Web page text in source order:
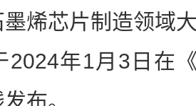
烯芯片制造领域
2024年1月3日在
布。